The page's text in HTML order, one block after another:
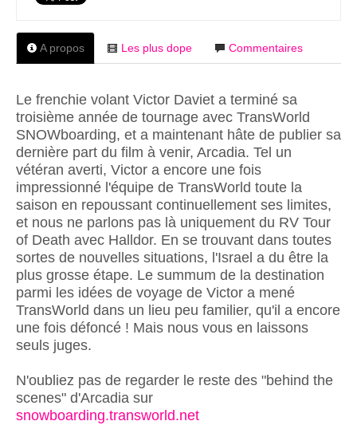
A propos Les plus dope Commentaires
Le frenchie volant Victor Daviet a terminé sa
troisième année de tournage avec TransWorld
SNOWboarding, et a maintenant hâte de publier sa
dernière part du film à venir, Arcadia. Tel un
vétéran averti, Victor a encore une fois
impressionné l'équipe de TransWorld toute la
saison en repoussant continuellement ses limites,
et nous ne parlons pas là uniquement du RV Tour
of Death avec Halldor. En se trouvant dans toutes
sortes de nouvelles situations, l'Israel a du être la
plus grosse étape. Le summum de la destination
parmi les idées de voyage de Victor a mené
TransWorld dans un lieu peu familier, qu'il a encore
une fois défoncé ! Mais nous vous en laissons
seuls juges.
N'oubliez pas de regarder le reste des "behind the
scenes" d'Arcadia sur
snowboarding.transworld.net